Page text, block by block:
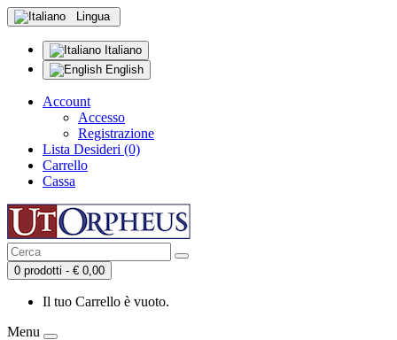
Lingua
Italiano
English
Account
Accesso
Registrazione
Lista Desideri (0)
Carrello
Cassa
0 prodotti - € 0,00
Il tuo Carrello è vuoto.
Menu